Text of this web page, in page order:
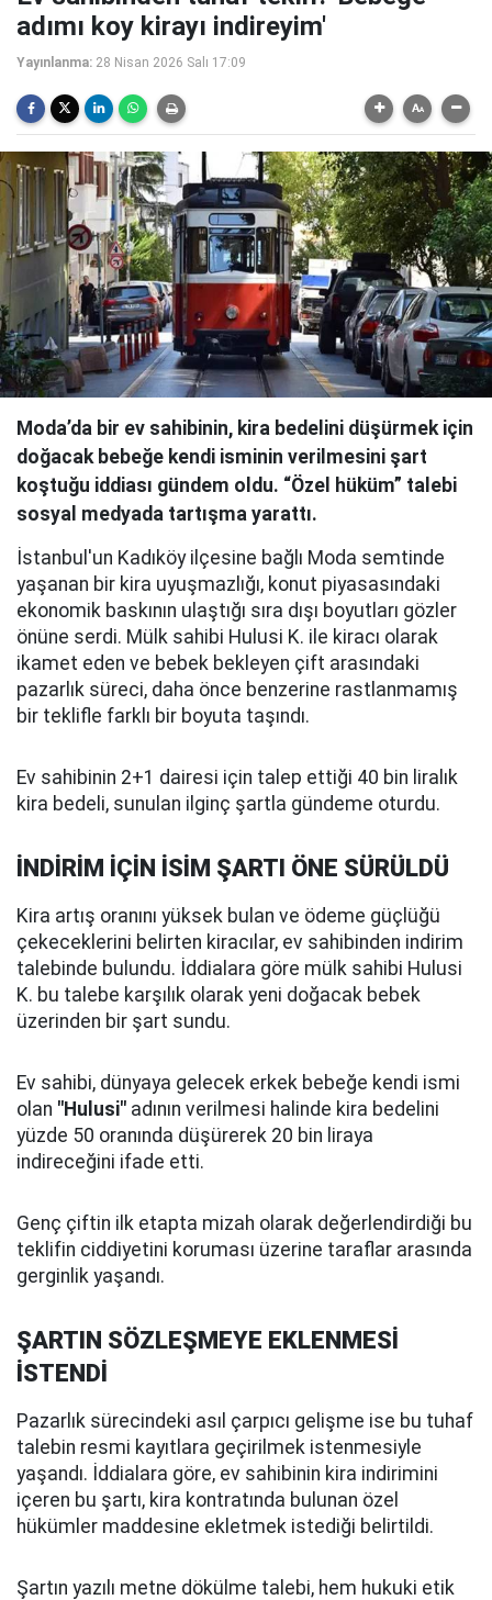
adımı koy kirayı indireyim'
Yayınlanma: 28 Nisan 2026 Salı 17:09
Moda’da bir ev sahibinin, kira bedelini düşürmek için
doğacak bebeğe kendi isminin verilmesini şart
koştuğu iddiası gündem oldu. “Özel hüküm” talebi
sosyal medyada tartışma yarattı.
İstanbul'un Kadıköy ilçesine bağlı Moda semtinde
yaşanan bir kira uyuşmazlığı, konut piyasasındaki
ekonomik baskının ulaştığı sıra dışı boyutları gözler
önüne serdi. Mülk sahibi Hulusi K. ile kiracı olarak
ikamet eden ve bebek bekleyen çift arasındaki
pazarlık süreci, daha önce benzerine rastlanmamış
bir teklifle farklı bir boyuta taşındı.
Ev sahibinin 2+1 dairesi için talep ettiği 40 bin liralık
kira bedeli, sunulan ilginç şartla gündeme oturdu.
İNDİRİM İÇİN İSİM ŞARTI ÖNE SÜRÜLDÜ
Kira artış oranını yüksek bulan ve ödeme güçlüğü
çekeceklerini belirten kiracılar, ev sahibinden indirim
talebinde bulundu. İddialara göre mülk sahibi Hulusi
K. bu talebe karşılık olarak yeni doğacak bebek
üzerinden bir şart sundu.
Ev sahibi, dünyaya gelecek erkek bebeğe kendi ismi
olan "Hulusi" adının verilmesi halinde kira bedelini
yüzde 50 oranında düşürerek 20 bin liraya
indireceğini ifade etti.
Genç çiftin ilk etapta mizah olarak değerlendirdiği bu
teklifin ciddiyetini koruması üzerine taraflar arasında
gerginlik yaşandı.
ŞARTIN SÖZLEŞMEYE EKLENMESİ
İSTENDİ
Pazarlık sürecindeki asıl çarpıcı gelişme ise bu tuhaf
talebin resmi kayıtlara geçirilmek istenmesiyle
yaşandı. İddialara göre, ev sahibinin kira indirimini
içeren bu şartı, kira kontratında bulunan özel
hükümler maddesine ekletmek istediği belirtildi.
Şartın yazılı metne dökülme talebi, hem hukuki etik